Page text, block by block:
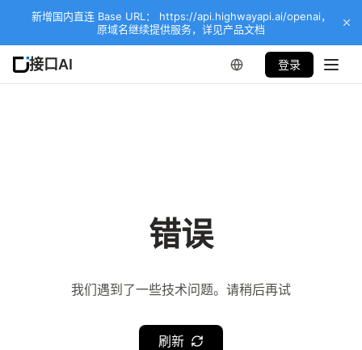
新增国内直连 Base URL： https://api.highwayapi.ai/openai，
原域名继续提供服务，详见产品文档
接口AI 登录
错误
我们遇到了一些技术问题。请稍后再试
刷新